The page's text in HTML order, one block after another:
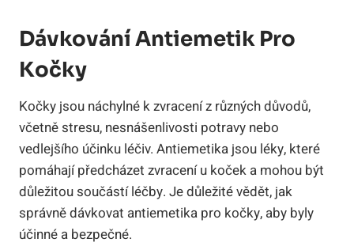
Dávkování Antiemetik Pro
Kočky
Kočky jsou náchylné k zvracení z různých důvodů,
včetně stresu, nesnášenlivosti potravy nebo
vedlejšího účinku léčiv. Antiemetika jsou léky, které
pomáhají předcházet zvracení u koček a mohou být
důležitou součástí léčby. Je důležité vědět, jak
správně dávkovat antiemetika pro kočky, aby byly
účinné a bezpečné.